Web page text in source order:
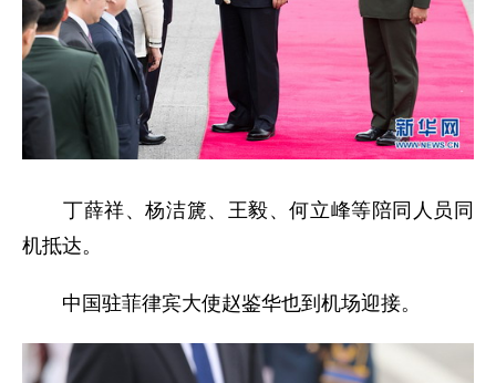
丁薛祥、杨洁篪、王毅、何立峰等陪同人员同
机抵达。
中国驻菲律宾大使赵鉴华也到机场迎接。